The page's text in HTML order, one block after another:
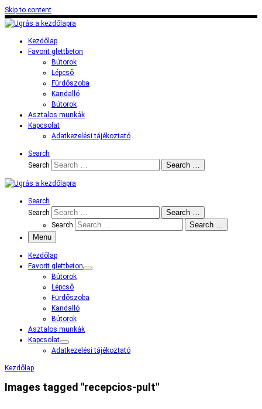
Skip to content
Kezdőlap
Favorit glettbeton
Bútorok
Lépcső
Fürdőszoba
Kandalló
Bútorok
Asztalos munkák
Kapcsolat
Adatkezelési tájékoztató
Search
Search
Search …
Search
Search
Search …
Search
Search …
Menu
Kezdőlap
Favorit glettbeton
Bútorok
Lépcső
Fürdőszoba
Kandalló
Bútorok
Asztalos munkák
Kapcsolat
Adatkezelési tájékoztató
Kezdőlap
Images tagged "recepcios-pult"